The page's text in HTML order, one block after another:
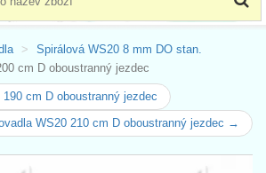
Spirálová WS20 8 mm DO stan.
cm D oboustranný jezdec
cm D oboustranný jezdec
WS20 210 cm D oboustranný jezdec →